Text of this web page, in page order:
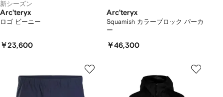
新シーズン
Arc'teryx
ロゴ ビーニー
￥23,600
Arc'teryx
Squamish カラーブロック パーカ
ー
￥46,300